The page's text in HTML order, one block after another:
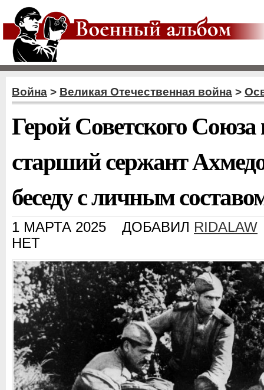
Война > Великая Отечественная война >
Герой Советского Союза
старший сержант
беседу с личным
1 МАРТА 2025 ДОБАВИЛ RIDALAW
НЕТ